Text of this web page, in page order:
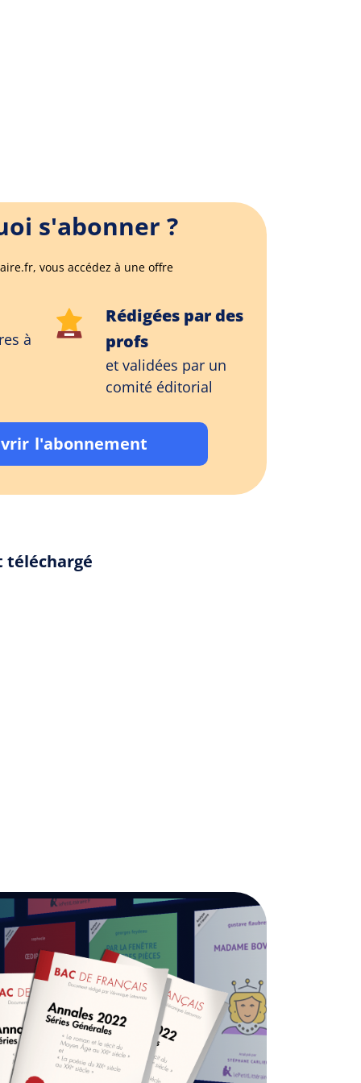
s'abonner ?
vous accédez à une offre
à
Rédigées par des
profs
et validées par un
comité éditorial
l'abonnement
téléchargé